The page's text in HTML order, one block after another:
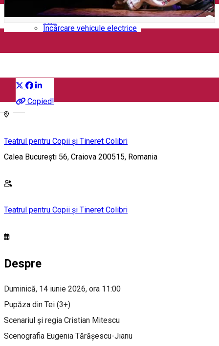
English
Închirieri auto
Închirieri biciclete
Taxi
Încărcare vehicule electrice
Copied!
Eveniment pentru copii
Teatrul pentru Copii și Tineret Colibri
Calea București 56, Craiova 200515, Romania
Teatrul pentru Copii și Tineret Colibri
Despre
Duminică, 14 iunie 2026, ora 11:00
Pupăza din Tei (3+)
Scenariul și regia Cristian Mitescu
Scenografia Eugenia Tărășescu-Jianu